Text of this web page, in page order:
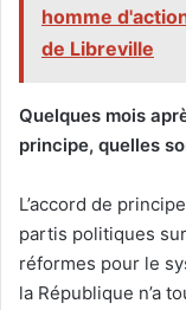
homme
de Libreville
Quelques mois
principe, quelles
L’accord de
partis politiques
réformes pour le
la République n’a